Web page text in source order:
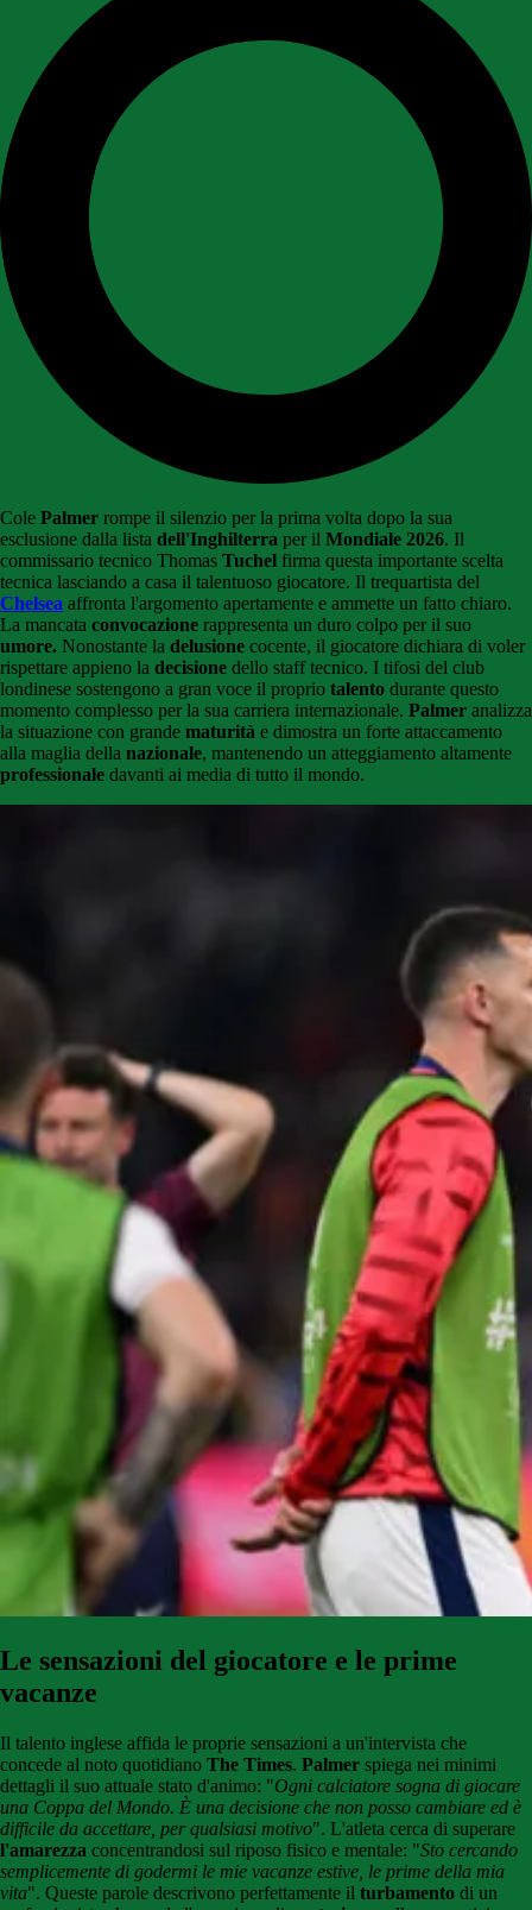
Cole Palmer rompe il silenzio per la prima volta dopo la sua
esclusione dalla lista dell'Inghilterra per il Mondiale 2026. Il
commissario tecnico Thomas Tuchel firma questa importante scelta
tecnica lasciando a casa il talentuoso giocatore. Il trequartista del
Chelsea affronta l'argomento apertamente e ammette un fatto chiaro.
La mancata convocazione rappresenta un duro colpo per il suo
umore. Nonostante la delusione cocente, il giocatore dichiara di voler
rispettare appieno la decisione dello staff tecnico. I tifosi del club
londinese sostengono a gran voce il proprio talento durante questo
momento complesso per la sua carriera internazionale. Palmer analizza
la situazione con grande maturità e dimostra un forte attaccamento
alla maglia della nazionale, mantenendo un atteggiamento altamente
professionale davanti ai media di tutto il mondo.
Le sensazioni del giocatore e le prime
vacanze
Il talento inglese affida le proprie sensazioni a un'intervista che
concede al noto quotidiano The Times. Palmer spiega nei minimi
dettagli il suo attuale stato d'animo: "Ogni calciatore sogna di giocare
una Coppa del Mondo. È una decisione che non posso cambiare ed è
difficile da accettare, per qualsiasi motivo". L'atleta cerca di superare
l'amarezza concentrandosi sul riposo fisico e mentale: "Sto cercando
semplicemente di godermi le mie vacanze estive, le prime della mia
vita". Queste parole descrivono perfettamente il turbamento di un